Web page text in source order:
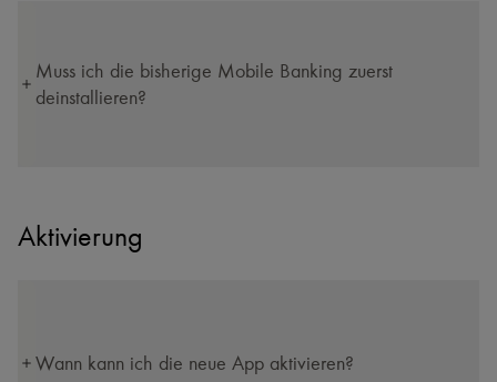
Muss ich die bisherige Mobile Banking zuerst
deinstallieren?
Aktivierung
Wann kann ich die neue App aktivieren?